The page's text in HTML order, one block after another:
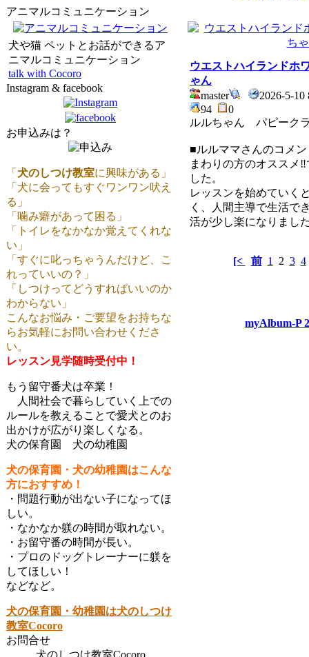
アニマルコミュニケーション
犬や猫 ペットとお話ができるア
ニマルコミュニケーション
talk with Cocoro
Instagram & facebook
お申込みは？
「 犬のしつけ教室に興味がある」
「犬に会ってもすぐワンワン吠え
る」
「噛み癖があって困る」
「トイレをなかなか覚えてくれな
い」
「すぐに叱っちゃうんだけど、こ
れっていいの？」
「しつけってどうすればいいのか
わからない」
こんなお悩み・ご要望をお持ちな
らお気軽にお問い合わせくださ
い。
レッスン見学随時受付中！
もう留守番犬は卒業！
人間社会で暮らしていく上での
ルールを教えることで愛犬とのお
出かけが広がり楽しくなる。
犬の保育園 犬の幼稚園
犬の保育園・犬の幼稚園はこんな
方におすすめ！
・問題行動が出ない子になってほ
しい。
・なかなか躾の時間が取れない。
・お留守番の時間が長い。
・プロのドッグトレーナーに躾を
してほしい！
などなど。
犬の保育園・幼稚園は犬のしつけ
教室Cocoro
お問合せ
犬のしつけ教室Cocoro
ウエストハイランド
ゃん
master
2026-5-10
94
0
ルルちゃん パピーク
■ルルママさんのコメ
まわりの方のオススメ
した。
レッスンを始めていく
く、人間主導で生活で
活が少し楽になりまし
[< 前 1 2 3 4
myAlbum-P